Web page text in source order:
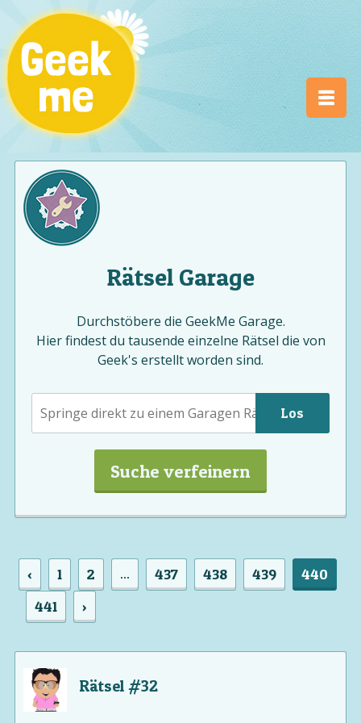
Rätsel Garage
Durchstöbere die GeekMe Garage.
Hier findest du tausende einzelne Rätsel die von
Geek's erstellt worden sind.
Los
Suche verfeinern
‹ 1 2 ... 437 438 439
440
441
›
Rätsel #32